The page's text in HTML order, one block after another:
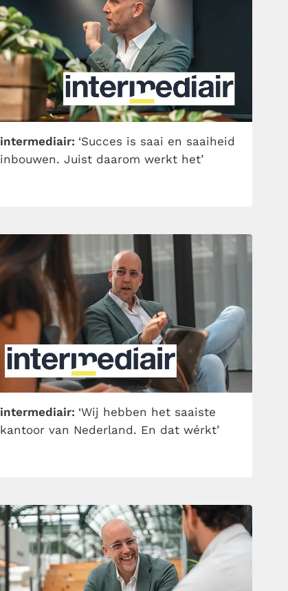
intermediair: ‘Succes is saai en saaiheid
inbouwen. Juist daarom werkt het’
intermediair: ‘Wij hebben het saaiste
kantoor van Nederland. En dat wérkt’